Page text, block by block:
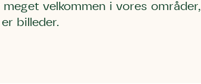
velkommen i vores områder,
billeder.